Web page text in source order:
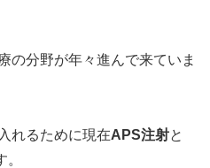
の分野が年々進んで来ていま
れるために現在APS注射と